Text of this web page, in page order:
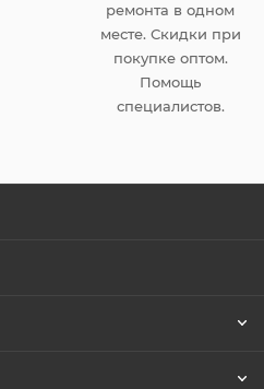
ремонта в одном
месте. Скидки при
покупке оптом.
Помощь
специалистов.